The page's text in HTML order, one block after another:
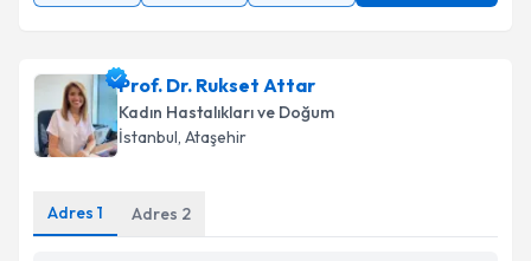
Prof. Dr. Rukset Attar
Kadın Hastalıkları ve Doğum
İstanbul, Ataşehir
Adres 1 Adres 2